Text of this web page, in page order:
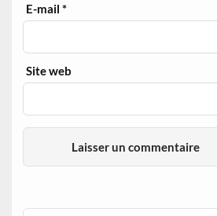
E-mail*
Site web